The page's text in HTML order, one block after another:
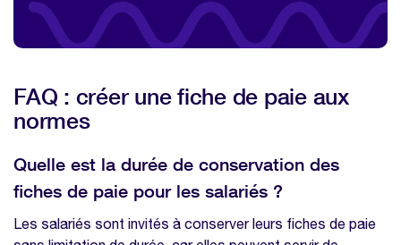
FAQ : créer une fiche de paie aux
normes
Quelle est la durée de conservation des
fiches de paie pour les salariés ?
Les salariés sont invités à conserver leurs fiches de paie